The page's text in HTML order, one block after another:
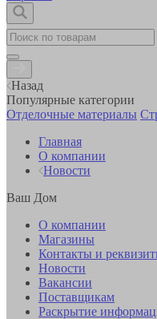
Назад
Популярные категории
Отделочные материалы
Главная
О компании
Новости
Ваш Дом
О компании
Магазины
Контакты и
Новости
Вакансии
Поставщикам
Раскрытие